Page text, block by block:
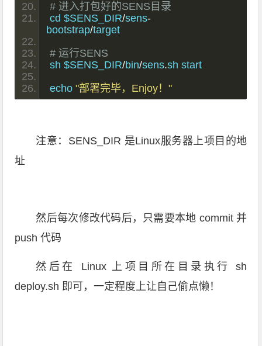
# 进入打包好的SENS目录
cd $SENS_DIR/sens-
bootstrap/target
# 运行SENS
sh $SENS_DIR/bin/sens.sh start
echo "部署完毕，Enjoy！"
注意：SENS_DIR 是Linux服务器上项目的地
址
然后每次修改代码后，只需要本地 commit 并
push 代码
然后在 Linux 上项目所在目录执行 sh
deploy.sh 即可，一定程度上让自己偷点懒！